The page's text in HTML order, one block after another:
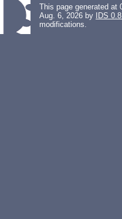
This page generated at
Aug. 6, 2026 by
IDS
modifications.